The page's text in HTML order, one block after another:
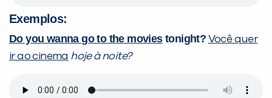
Exemplos:
Do you wanna go to the moviestonight? Você quer
ir ao cinema hoje à noite?